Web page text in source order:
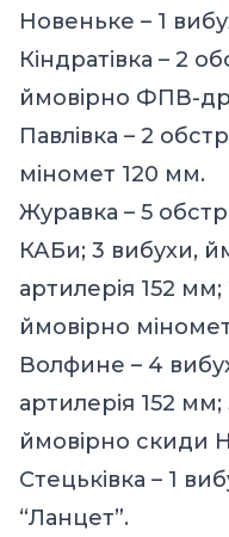
Новеньке – 1
Кіндратівка – 2
ймовірно ФПВ-
Павлівка – 2
міномет 120 мм.
Журавка – 5
КАБи; 3 вибухи,
артилерія 152 мм;
ймовірно
Волфине – 4
артилерія 152
ймовірно скиди
Стецьківка – 1
“Ланцет”.